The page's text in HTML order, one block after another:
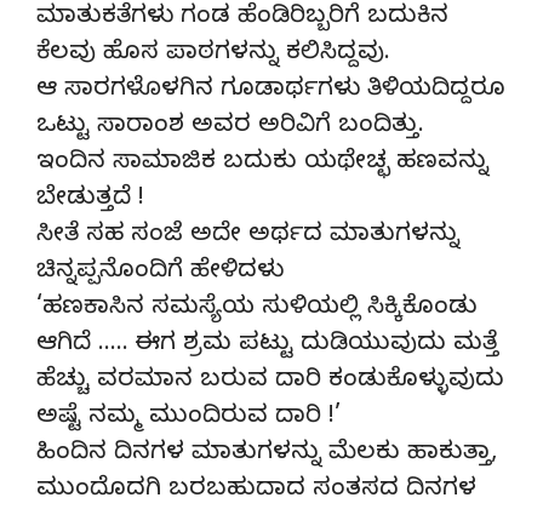
ಮಾತುಕತೆಗಳು ಗಂಡ ಹೆಂಡಿರಿಬ್ಬರಿಗೆ ಬದುಕಿನ
ಕೆಲವು ಹೊಸ ಪಾಠಗಳನ್ನು ಕಲಿಸಿದ್ದವು.
ಆ ಸಾರಗಳೊಳಗಿನ ಗೂಡಾರ್ಥಗಳು ತಿಳಿಯದಿದ್ದರೂ
ಒಟ್ಟು ಸಾರಾಂಶ ಅವರ ಅರಿವಿಗೆ ಬಂದಿತ್ತು.
ಇಂದಿನ ಸಾಮಾಜಿಕ ಬದುಕು ಯಥೇಚ್ಛ ಹಣವನ್ನು
ಬೇಡುತ್ತದೆ !
ಸೀತೆ ಸಹ ಸಂಜೆ ಅದೇ ಅರ್ಥದ ಮಾತುಗಳನ್ನು
ಚಿನ್ನಪ್ಪನೊಂದಿಗೆ ಹೇಳಿದಳು
‘ಹಣಕಾಸಿನ ಸಮಸ್ಯೆಯ ಸುಳಿಯಲ್ಲಿ ಸಿಕ್ಕಿಕೊಂಡು
ಆಗಿದೆ ….. ಈಗ ಶ್ರಮ ಪಟ್ಟು ದುಡಿಯುವುದು ಮತ್ತೆ
ಹೆಚ್ಚು ವರಮಾನ ಬರುವ ದಾರಿ ಕಂಡುಕೊಳ್ಳುವುದು
ಅಷ್ಟೆ ನಮ್ಮ ಮುಂದಿರುವ ದಾರಿ !’
ಹಿಂದಿನ ದಿನಗಳ ಮಾತುಗಳನ್ನು ಮೆಲಕು ಹಾಕುತ್ತಾ,
ಮುಂದೊದಗಿ ಬರಬಹುದಾದ ಸಂತಸದ ದಿನಗಳ